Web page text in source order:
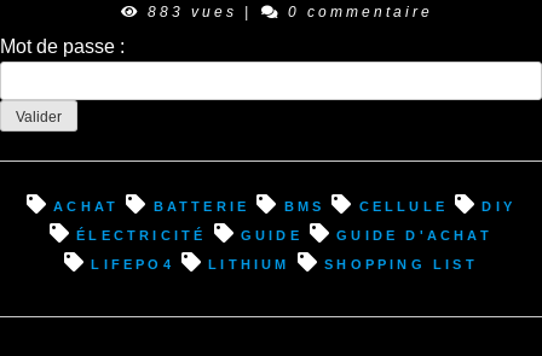
883 vues
| 0 commentaire
Mot de passe :
achat batterie BMS cellule
diy
électricité
guide
guide d'achat
lifepo4
lithium shopping list